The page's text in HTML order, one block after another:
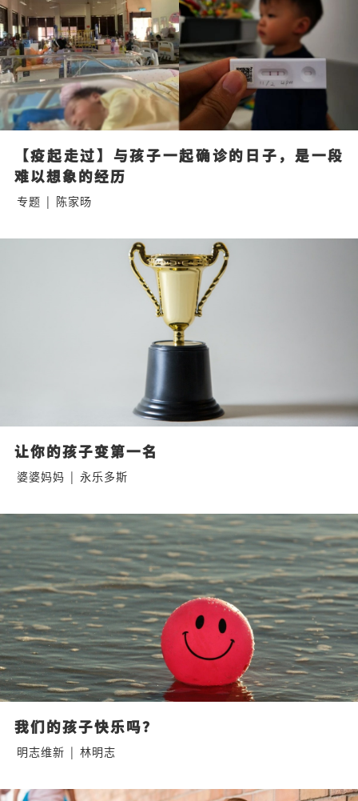
【疫起走过】与孩子一起确诊的日子，是一段
难以想象的经历
专题 | 陈家旸
让你的孩子变第一名
婆婆妈妈 | 永乐多斯
我们的孩子快乐吗？
明志维新 | 林明志